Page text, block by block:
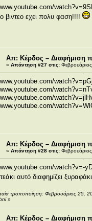
βιντεο εχει πολυ φαση!!!!
Απ: Κέρδος – Διαφήμιση
« Απάντηση #27 στις:
Απ: Κέρδος – Διαφήμιση
« Απάντηση #28 στις:
watch?v=-
αυτό διαφημίζει
τροποποίηση: Φεβρουάριος 25,
»
Απ: Κέρδος – Διαφήμιση